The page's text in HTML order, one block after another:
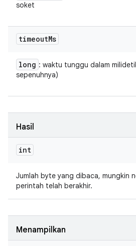
soket
timeoutMs
long : waktu tunggu dalam
sepenuhnya)
Hasil
int
Jumlah byte yang dibaca, mungkin
perintah telah berakhir.
Menampilkan